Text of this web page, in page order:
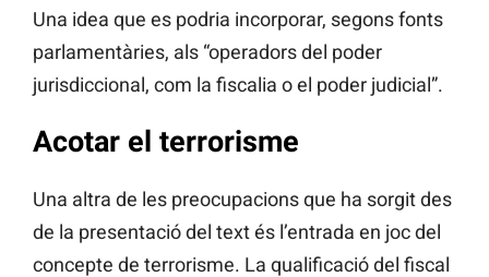
Una idea que es podria incorporar, segons fonts
parlamentàries, als “operadors del poder
jurisdiccional, com la fiscalia o el poder judicial”.
Acotar el terrorisme
Una altra de les preocupacions que ha sorgit des
de la presentació del text és l’entrada en joc del
concepte de terrorisme. La qualificació del fiscal